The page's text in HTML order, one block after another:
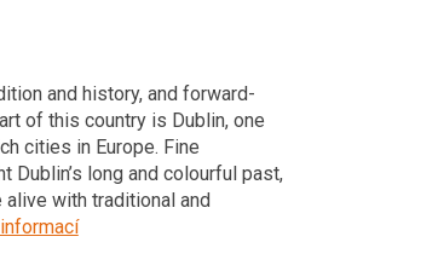
and history, and forward-
of this country is Dublin, one
cities in Europe. Fine
Dublin’s long and colourful past,
with traditional and